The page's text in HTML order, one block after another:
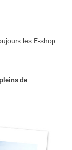
les E-shop
de